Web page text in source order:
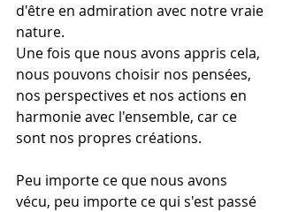
d'être en admiration avec notre vraie
nature.
Une fois que nous avons appris cela,
nous pouvons choisir nos pensées,
nos perspectives et nos actions en
harmonie avec l'ensemble, car ce
sont nos propres créations.
Peu importe ce que nous avons
vécu, peu importe ce qui s'est passé